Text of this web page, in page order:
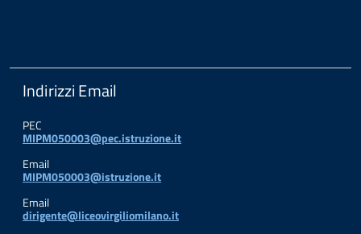
Indirizzi Email
PEC
MIPM050003@pec.istruzione.it
Email
MIPM050003@istruzione.it
Email
dirigente@liceovirgiliomilano.it